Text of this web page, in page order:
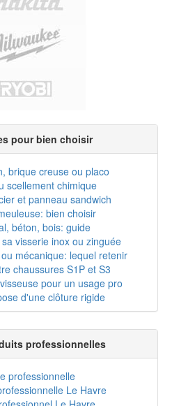
pour bien choisir
brique creuse ou placo
scellement chimique
et panneau sandwich
bien choisir
béton, bois: guide
visserie inox ou zinguée
mécanique: lequel retenir
chaussures S1P et S3
pour un usage pro
d'une clôture rigide
professionnelles
professionnelle
Le Havre